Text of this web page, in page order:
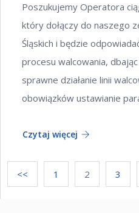
Poszukujemy Operatora
który dołączy do naszego
Śląskich i będzie
procesu walcowania,
sprawne działanie linii
obowiązków ustawianie
Czytaj więcej
<< 1 2 3